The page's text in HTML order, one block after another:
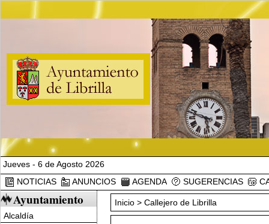
Jueves - 6 de Agosto 2026
NOTICIAS
ANUNCIOS AGENDA SUGERENCIAS
Ayuntamiento
Alcaldía
Inicio> Callejero de Librilla